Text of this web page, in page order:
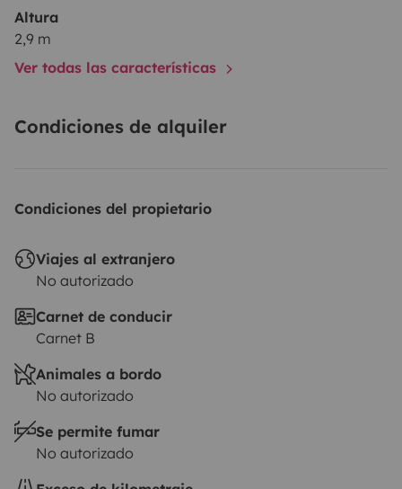
Altura
2,9 m
Ver todas las características
Condiciones de alquiler
Condiciones del propietario
Viajes al extranjero
No autorizado
Carnet de conducir
Carnet B
Animales a bordo
No autorizado
Se permite fumar
No autorizado